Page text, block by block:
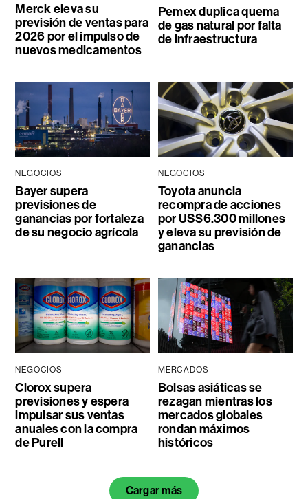
Merck eleva su
previsión de ventas para
2026 por el impulso de
nuevos medicamentos
Pemex duplica quema
de gas natural por falta
de infraestructura
NEGOCIOS
Bayer supera
previsiones de
ganancias por fortaleza
de su negocio agrícola
NEGOCIOS
Toyota anuncia
recompra de acciones
por US$6.300 millones
y eleva su previsión de
ganancias
NEGOCIOS
Clorox supera
previsiones y espera
impulsar sus ventas
anuales con la compra
de Purell
MERCADOS
Bolsas asiáticas se
rezagan mientras los
mercados globales
rondan máximos
históricos
Cargar más